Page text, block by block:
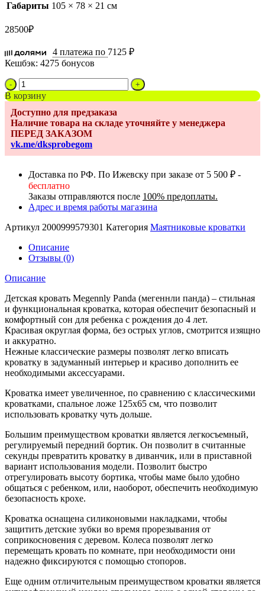
Габариты 105 × 78 × 21 см
28500₽
4 платежа по 7125 ₽
Кешбэк: 4275 бонусов
Количество
товара
Кровать
детская
Megennly
Panda
с
маятником
В корзину
Доступно для предзаказа
Наличие товара на складе уточняйте у менеджера
ПЕРЕД ЗАКАЗОМ
vk.me/dksprobegom
Доставка по РФ. По Ижевску при заказе от 5 500 ₽ -
бесплатно
Заказы отправляются после 100% предоплаты.
Адрес и время работы магазина
Артикул 2000999579301 Категория Маятниковые кроватки
Описание
Отзывы (0)
Описание
Детская кровать Megennly Panda (мегеннли панда) – стильная
и функциональная кроватка, которая обеспечит безопасный и
комфортный сон для ребенка с рождения до 4 лет.
Красивая округлая форма, без острых углов, смотрится изящно
и аккуратно.
Нежные классические размеры позволят легко вписать
кроватку в задуманный интерьер и красиво дополнить ее
необходимыми аксессуарами.
Кроватка имеет увеличенное, по сравнению с классическими
кроватками, спальное ложе 125х65 см, что позволит
использовать кроватку чуть дольше.
Большим преимуществом кроватки является легкосъемный,
регулируемый передний бортик. Он позволит в считанные
секунды превратить кроватку в диванчик, или в приставной
вариант использования модели. Позволит быстро
отрегулировать высоту бортика, чтобы маме было удобно
общаться с ребенком, или, наоборот, обеспечить необходимую
безопасность крохе.
Кроватка оснащена силиконовыми накладками, чтобы
защитить детские зубки во время прорезывания от
соприкосновения с деревом. Колеса позволят легко
перемещать кровать по комнате, при необходимости они
надежно фиксируются с помощью стопоров.
Еще одним отличительным преимуществом кроватки является